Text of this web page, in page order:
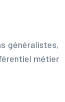
généralistes,
métier